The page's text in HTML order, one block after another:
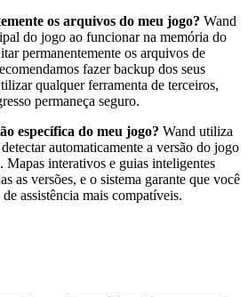
os arquivos do meu jogo? Wand
do jogo ao funcionar na memória do
permanentemente os arquivos de
fazer backup dos seus
qualquer ferramenta de terceiros,
permaneça seguro.
específica do meu jogo? Wand utiliza
automaticamente a versão do jogo
Mapas interativos e guias inteligentes
as versões, e o sistema garante que você
assistência mais compatíveis.